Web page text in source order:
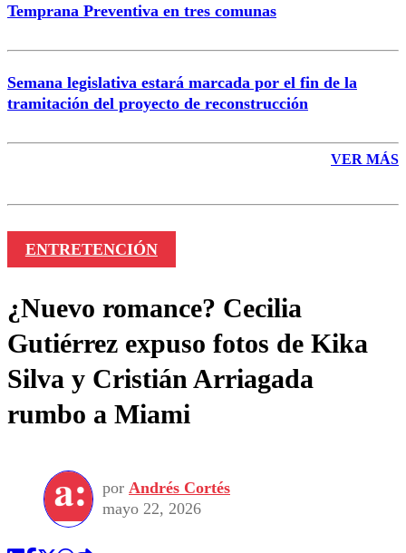
Temprana Preventiva en tres comunas
Semana legislativa estará marcada por el fin de la
tramitación del proyecto de reconstrucción
VER MÁS
ENTRETENCIÓN
¿Nuevo romance? Cecilia
Gutiérrez expuso fotos de Kika
Silva y Cristián Arriagada
rumbo a Miami
por Andrés Cortés
mayo 22, 2026